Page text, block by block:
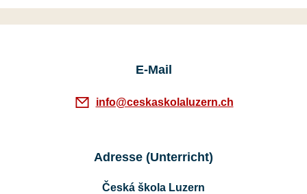
E-Mail
info@ceskaskolaluzern.ch
Adresse (Unterricht)
Česká škola Luzern